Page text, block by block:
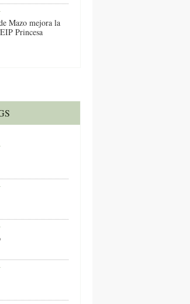
Mazo mejora la
Princesa